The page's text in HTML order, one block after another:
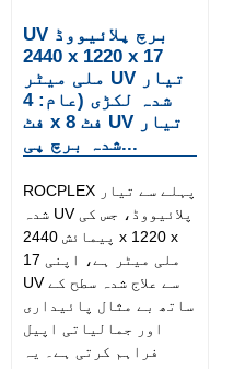
UV برچ پلائیووڈ
2440 x 1220 x 17
ملی میٹر UV تیار
شدہ لکڑی (عام: 4
فٹ x 8 فٹ UV تیار
شدہ برچ پی...
ROCPLEX پہلے سے تیار
شدہ UV پلائیووڈ، جس کی
پیمائش 2440 x 1220 x
17 ملی میٹر ہے، اپنی
UV سے علاج شدہ سطح کے
ساتھ بے مثال پائیداری
اور جمالیاتی اپیل
فراہم کرتی ہے۔ یہ